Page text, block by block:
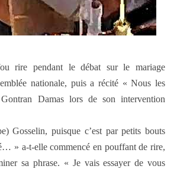
rire pendant le débat sur le mariage
nationale, puis a récité « Nous les
Damas lors de son intervention
Gosselin, puisque c’est par petits bouts
» a-t-elle commencé en pouffant de rire,
sa phrase. « Je vais essayer de vous